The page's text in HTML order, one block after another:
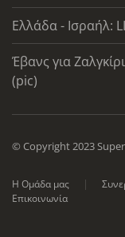
Ελλάδα - Ισραήλ:
Έβανς για
(pic)
© Copyright 2023
Η Ομάδα μας
Επικοινωνία